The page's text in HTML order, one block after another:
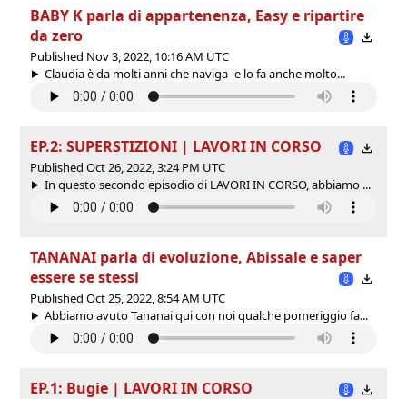
BABY K parla di appartenenza, Easy e ripartire
da zero
Published Nov 3, 2022, 10:16 AM UTC
Claudia è da molti anni che naviga -e lo fa anche molto...
EP.2: SUPERSTIZIONI | LAVORI IN CORSO
Published Oct 26, 2022, 3:24 PM UTC
In questo secondo episodio di LAVORI IN CORSO, abbiamo ...
TANANAI parla di evoluzione, Abissale e saper
essere se stessi
Published Oct 25, 2022, 8:54 AM UTC
Abbiamo avuto Tananai qui con noi qualche pomeriggio fa...
EP.1: Bugie | LAVORI IN CORSO